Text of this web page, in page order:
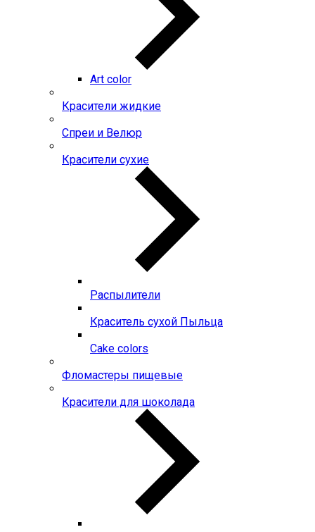
Art color
Красители жидкие
Спреи и Велюр
Красители сухие
Распылители
Краситель сухой Пыльца
Сake colors
Фломастеры пищевые
Красители для шоколада